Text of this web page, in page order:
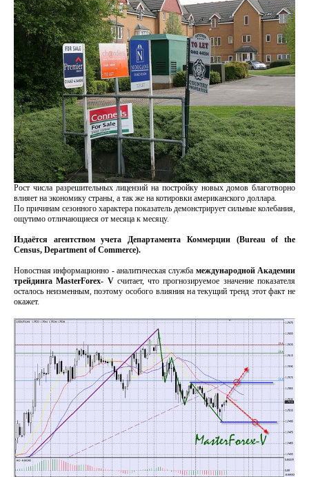
Рост числа разрешительных лицензий на постройку новых домов благотворно
влияет на экономику страны, а так же на котировки американского доллара.
По причинам сезонного характера показатель демонстрирует сильные колебания,
ощутимо отличающиеся от месяца к месяцу.
Издаётся агентством учета Департамента Коммерции (Bureau of the
Census, Department of Commerce).
Новостная информационно - аналитическая служба международной Академии
трейдинга MasterForex- Vсчитает, что прогнозируемое значение показателя
осталось неизменным, поэтому особого влияния на текущий тренд этот факт не
окажет.